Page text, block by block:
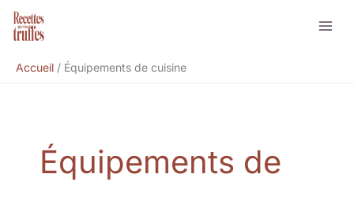
Aller
Accueil
Équipements de cuisine
Équipements de
Rechercher